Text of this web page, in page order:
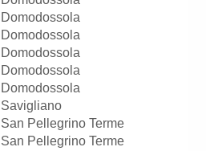
Domodossola
Domodossola
Domodossola
Domodossola
Domodossola
Savigliano
San Pellegrino Terme
San Pellegrino Terme